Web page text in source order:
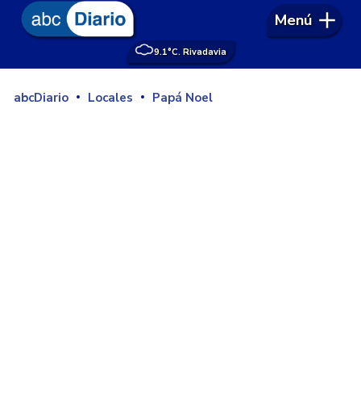
9.1°C. Rivadavia
Menú
abcDiario Locales Papá Noel